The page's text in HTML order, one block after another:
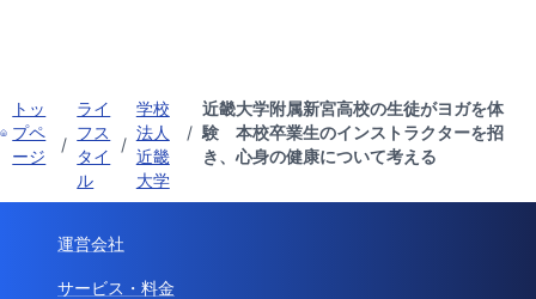
トッ
プペ
ージ
/
ライ
フス
タイ
ル
/
学校
法人
近畿
大学
/
近畿大学附属新宮高校の生徒がヨガを体
験 本校卒業生のインストラクターを招
き、心身の健康について考える
運営会社
サービス・料金